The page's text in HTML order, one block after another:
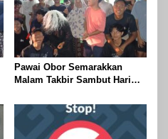
Pawai Obor Semarakkan
Malam Takbir Sambut Hari
M, Di Kampung Simpang
Asam, Kecamatan Banjit